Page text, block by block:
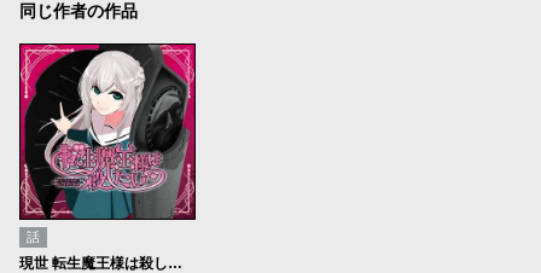
同じ作者の作品
話
現世 転生魔王様は殺したい ～転生しても勇者に悩む最強お嬢様～